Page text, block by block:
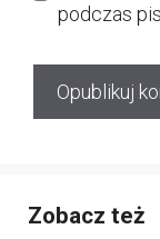
podczas
Zobacz też